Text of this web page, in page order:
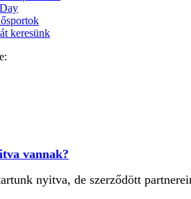
keresünk
vannak?
nyitva, de szerződött